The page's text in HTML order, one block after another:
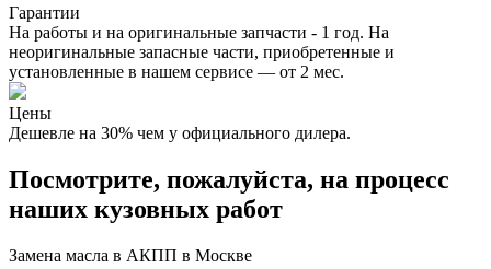
Гарантии
На работы и на оригинальные запчасти - 1 год. На
неоригинальные запасные части, приобретенные и
установленные в нашем сервисе — от 2 мес.
Цены
Дешевле на 30% чем у официального дилера.
Посмотрите, пожалуйста, на процесс
наших кузовных работ
Замена масла в АКПП в Москве